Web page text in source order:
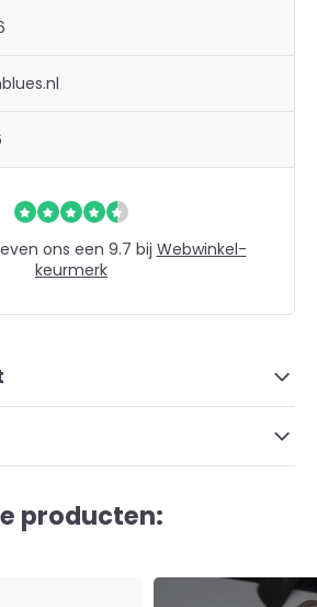
ons een 9.7 bij Webwinkel-
keurmerk
producten: